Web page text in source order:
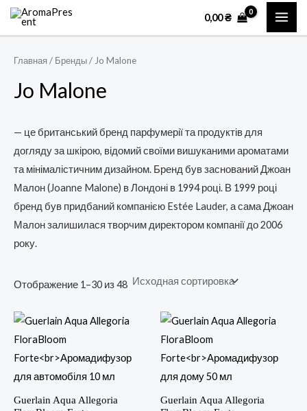
Перейти
0,00₴
Главная / Бренды / Jo Malone
Jo Malone
— це британський бренд парфумерії та продуктів для
догляду за шкірою, відомий своїми вишуканими ароматами
та мінімалістичним дизайном. Бренд був заснований Джоан
Малон (Joanne Malone) в Лондоні в 1994 році. В 1999 році
бренд був придбаний компанією Estée Lauder, а сама Джоан
Малон залишилася творчим директором компанії до 2006
року.
Отображение 1–30 из 48
Guerlain Aqua Allegoria
Guerlain Aqua Allegoria